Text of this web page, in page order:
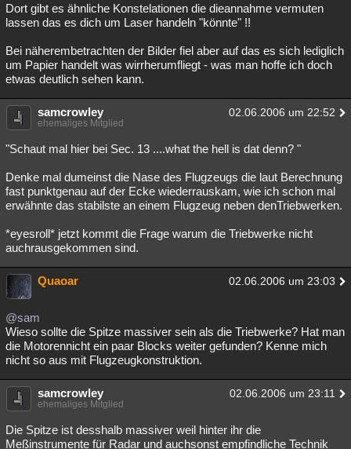
Dort gibt es ähnliche Konstelationen die dieannahme vermuten
lassen das es dich um Laser handeln "könnte" !!
Bei näherembetrachten der Bilder fiel aber auf das es sich lediglich
um Papier handelt was wirrherumfliegt - was man hoffe ich doch
etwas deutlich sehen kann.
samcrowley 02.06.2006 um 22:52
ehemaliges Mitglied
"Schaut mal hier bei Sec. 13 ....what the hell is dat denn? "
Denke mal dumeinst die Nase des Flugzeugs die laut Berechnung
fast punktgenau auf der Ecke wiederrauskam, wie ich schon mal
erwähnte das stabilste an einem Flugzeug neben denTriebwerken.
*eyesroll* jetzt kommt die Frage warum die Triebwerke nicht
auchrausgekommen sind.
Quaoar 02.06.2006 um 23:03
@sam
Wieso sollte die Spitze massiver sein als die Triebwerke? Hat man
die Motorennicht ein paar Blocks weiter gefunden? Kenne mich
nicht so aus mit Flugzeugkonstruktion.
samcrowley 02.06.2006 um 23:11
ehemaliges Mitglied
Die Spitze ist desshalb massiver weil hinter ihr die
Meßinstrumente für Radar und auchsonst empfindliche Technik